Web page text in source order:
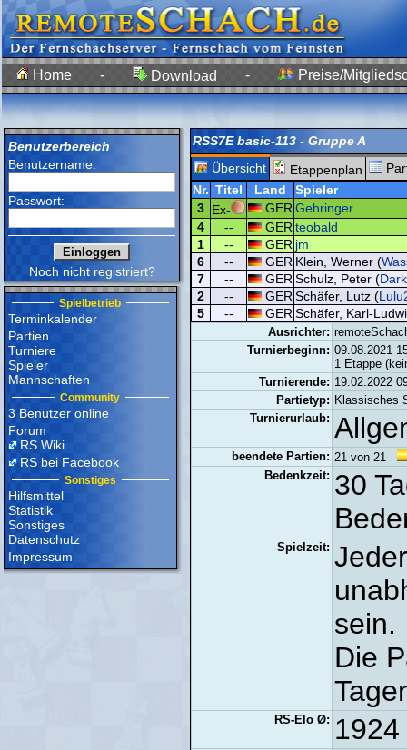
Home - Download - Preise/
Benutzerbereich
Benutzername:
Passwort:
Noch nicht registriert?
Spielbetrieb
Terminkalender
Partien
Turniere
Spieler
Mannschaften
Community
3 Benutzer online
Forum
RS Wiki
RS bei Facebook
Sonstiges
Hilfsmittel
Statistik
Sonstiges
Datenschutz
Impressum
RSS7E basic-113 - Gruppe A
Übersicht
Etappenplan
Nr. Titel Land
Spieler
3 Ex- GER Gehringer
4
-- GER teobald
1
-- GER jm
6
-- GER Klein, Werner (
7
-- GER Schulz, Peter (
2
-- GER Schäfer, Lutz (
5
-- GER Schäfer, Karl-
Ausrichter:
Turnierbeginn: 09.08.2021
1 Etappe
Turnierende: 19.02.2022
Partietyp: Klassisches
Turnierurlaub:
beendete Partien: 21 von 21
Bedenkzeit: 30
Spielzeit:
sein.
Die
RS-Elo Ø: